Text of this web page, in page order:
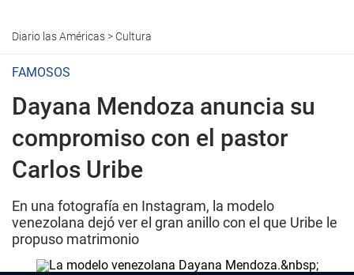
Diario las Américas> Cultura
FAMOSOS
Dayana Mendoza anuncia su
compromiso con el pastor
Carlos Uribe
En una fotografía en Instagram, la modelo
venezolana dejó ver el gran anillo con el que Uribe le
propuso matrimonio